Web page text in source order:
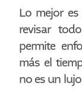
Lo mejor
revisar
permite
más el
no es un